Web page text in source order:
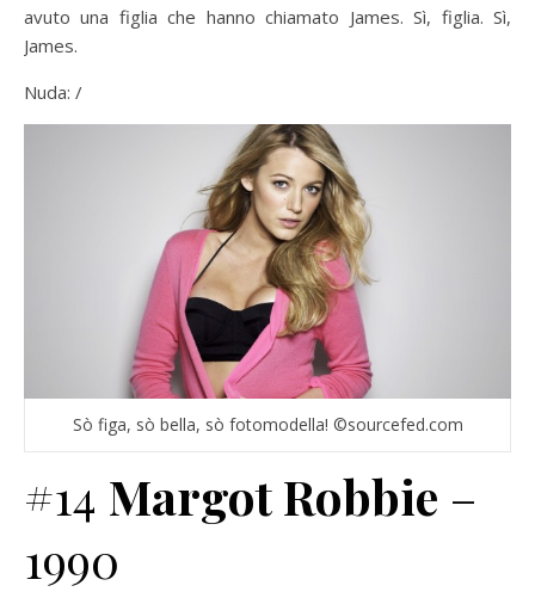
avuto una figlia che hanno chiamato James. Sì, figlia. Sì,
James.
Nuda: /
Sò figa, sò bella, sò fotomodella! ©sourcefed.com
#14 Margot Robbie –
1990